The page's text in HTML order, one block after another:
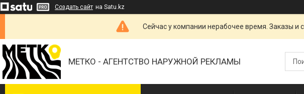
Создать сайт на Satu.kz
Сейчас у компании нерабочее время. Заказы и
МЕТКО - АГЕНТСТВО НАРУЖНОЙ РЕКЛАМЫ